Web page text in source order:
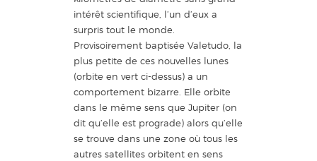
intérêt scientifique, l’un d’eux a
surpris tout le monde.
Provisoirement baptisée Valetudo, la
plus petite de ces nouvelles lunes
(orbite en vert ci-dessus) a un
comportement bizarre. Elle orbite
dans le même sens que Jupiter (on
dit qu’elle est prograde) alors qu’elle
se trouve dans une zone où tous les
autres satellites orbitent en sens